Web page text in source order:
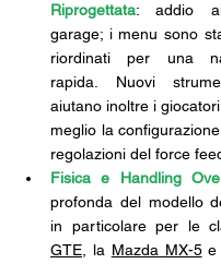
Riprogettata: addio
garage; i menu sono
riordinati per una
rapida. Nuovi
aiutano inoltre i
meglio la
regolazioni del force
Fisica e Handling
profonda del modello
in particolare per le
GTE , la Mazda MX-5 e